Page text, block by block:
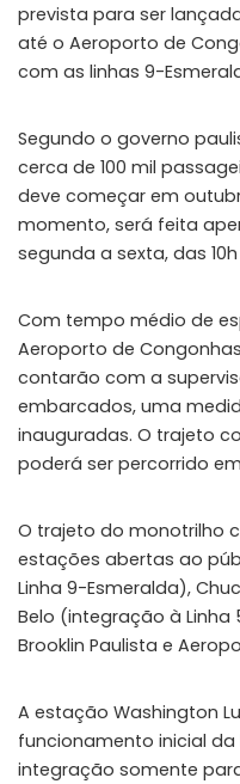
prevista para ser
até o Aeroporto de
com as linhas 9-
Segundo o governo
cerca de 100 mil
deve começar em
momento, será feita
segunda a sexta, das 10h
Com tempo médio de
Aeroporto de
contarão com a
embarcados, uma
inauguradas. O trajeto
poderá ser percorrido
O trajeto do monotrilho
estações abertas ao
Linha 9-Esmeralda),
Belo (integração à Linha
Brooklin Paulista e
A estação Washington
funcionamento inicial
integração somente